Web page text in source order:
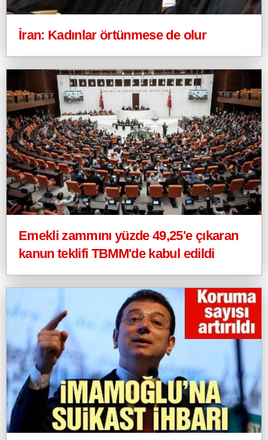
İran: Kadınlar örtünmese de olur
Emekli zammını yüzde 49,25'e çıkaran
kanun teklifi TBMM'de kabul edildi